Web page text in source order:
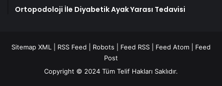
Ortopodoloji İle Diyabetik Ayak Yarası Tedavisi
Sitemap XML RSS Feed Robots Feed RSS Feed Atom
Feed
Post
Copyright © 2024 Tüm Telif Hakları Saklıdır.